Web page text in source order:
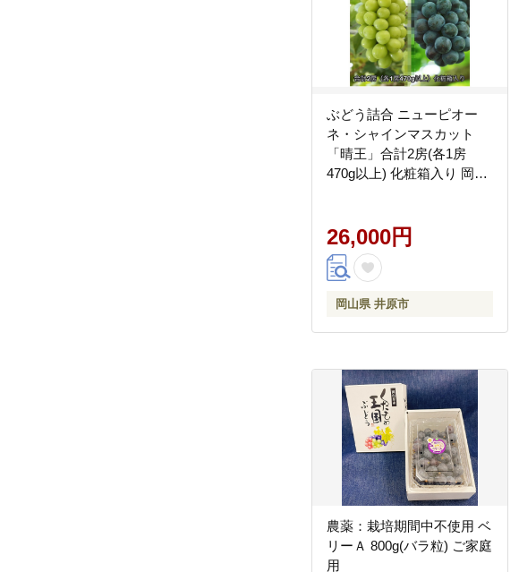
ぶどう詰合 ニューピオー
ネ・シャインマスカット
「晴王」合計2房(各1房
470g以上) 化粧箱入り 岡山
26,000円
岡山県 井原市
農薬：栽培期間中不使用 ベ
リーＡ 800g(バラ粒) ご家庭
用